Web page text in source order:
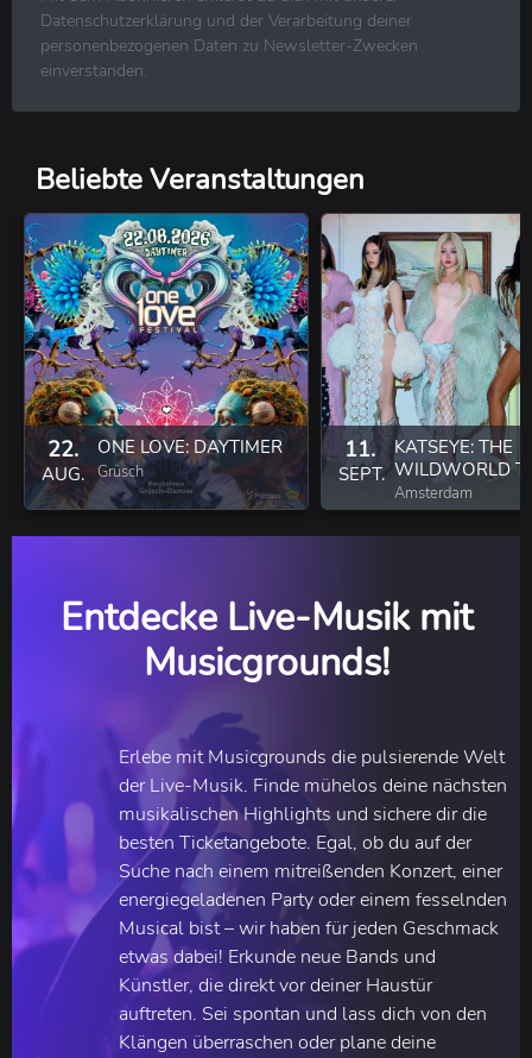
R&B ⋅ Soul ⋅ Blues ⋅ Jazz
Volksmusik ⋅ Folk ⋅ Country ⋅ Schlager
Klassische Musik
Datenschutzerklärung und der Verarbeitung deiner
personenbezogenen Daten zu Newsletter-Zwecken
einverstanden.
Beliebte Veranstaltungen
22.
AUG.
ONE LOVE: DAYTIMER
Grüsch
11.
SEPT.
KATSEYE: THE
WILDWORLD
Amsterdam
Entdecke Live-Musik mit
Musicgrounds!
Erlebe mit Musicgrounds die pulsierende Welt
der Live-Musik. Finde mühelos deine nächsten
musikalischen Highlights und sichere dir die
besten Ticketangebote. Egal, ob du auf der
Suche nach einem mitreißenden Konzert, einer
energiegeladenen Party oder einem fesselnden
Musical bist – wir haben für jeden Geschmack
etwas dabei! Erkunde neue Bands und
Künstler, die direkt vor deiner Haustür
auftreten. Sei spontan und lass dich von den
Klängen überraschen oder plane deine